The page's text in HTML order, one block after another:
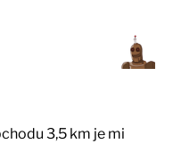
3,5 km je mi